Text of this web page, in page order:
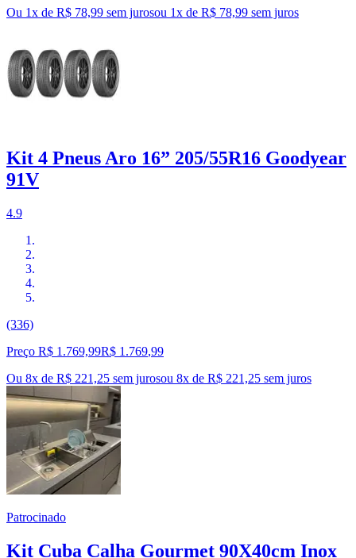
Ou 1x de R$ 78,99 sem jurosou 1x de R$ 78,99 sem juros
Kit 4 Pneus Aro 16” 205/55R16 Goodyear
91V
4.9
(336)
Preço R$ 1.769,99R$ 1.769,99
Ou 8x de R$ 221,25 sem jurosou 8x de R$ 221,25 sem juros
Patrocinado
Kit Cuba Calha Gourmet 90X40cm Inox